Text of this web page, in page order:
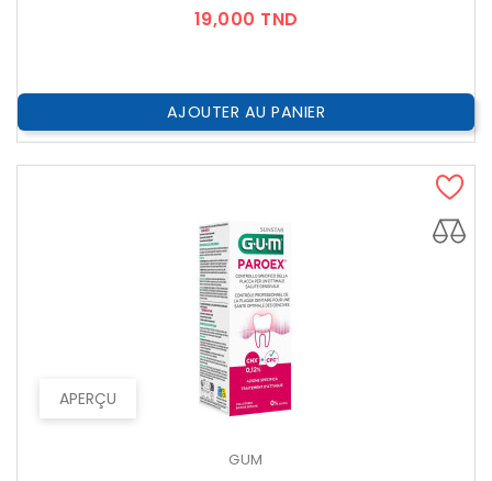
19,000 TND
AJOUTER AU PANIER
APERÇU
GUM